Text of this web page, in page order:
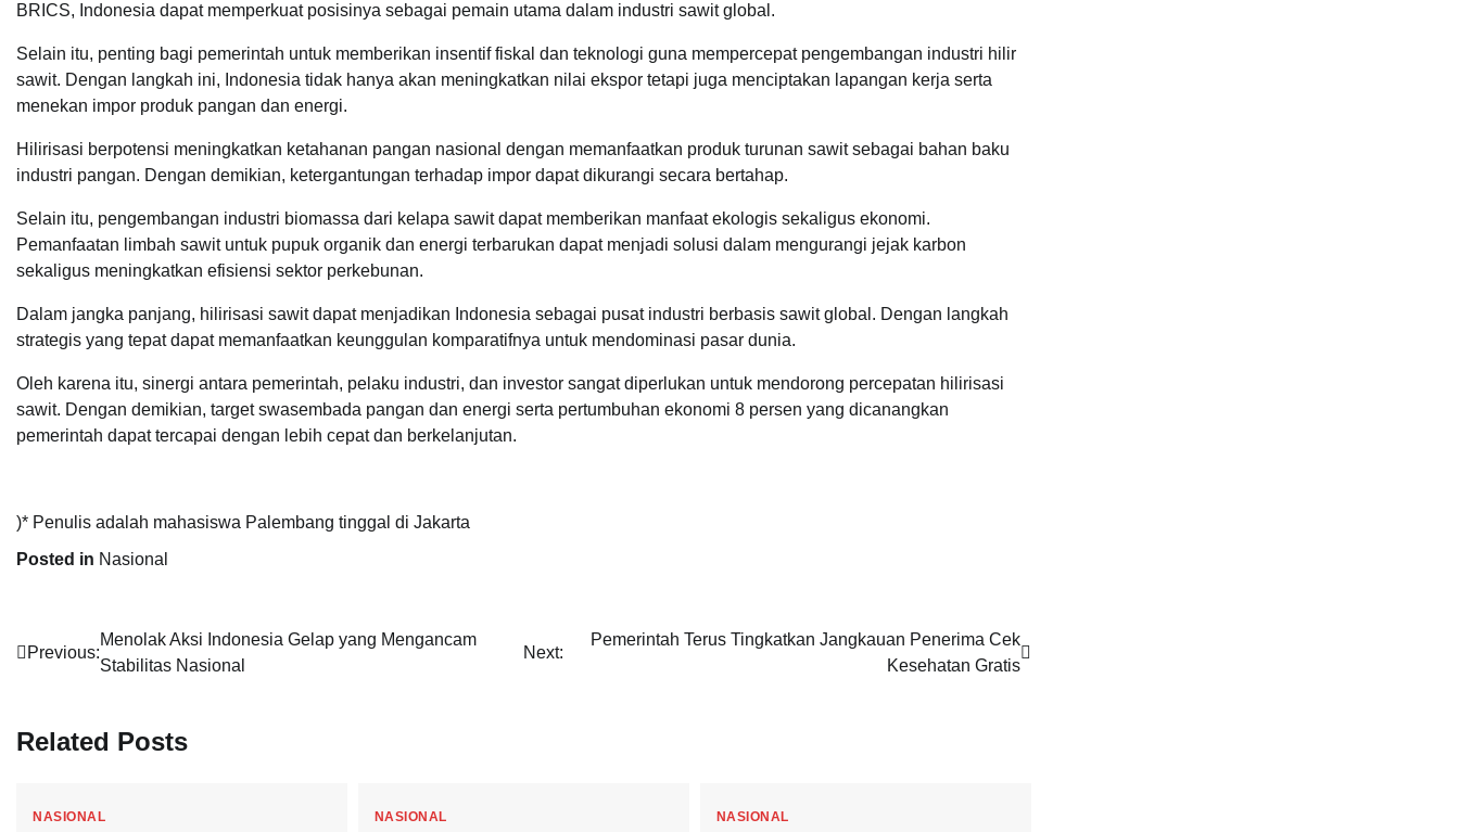
BRICS, Indonesia dapat memperkuat posisinya sebagai pemain utama dalam industri sawit global.
Selain itu, penting bagi pemerintah untuk memberikan insentif fiskal dan teknologi guna mempercepat pengembangan industri hilir
sawit. Dengan langkah ini, Indonesia tidak hanya akan meningkatkan nilai ekspor tetapi juga menciptakan lapangan kerja serta
menekan impor produk pangan dan energi.
Hilirisasi berpotensi meningkatkan ketahanan pangan nasional dengan memanfaatkan produk turunan sawit sebagai bahan baku
industri pangan. Dengan demikian, ketergantungan terhadap impor dapat dikurangi secara bertahap.
Selain itu, pengembangan industri biomassa dari kelapa sawit dapat memberikan manfaat ekologis sekaligus ekonomi.
Pemanfaatan limbah sawit untuk pupuk organik dan energi terbarukan dapat menjadi solusi dalam mengurangi jejak karbon
sekaligus meningkatkan efisiensi sektor perkebunan.
Dalam jangka panjang, hilirisasi sawit dapat menjadikan Indonesia sebagai pusat industri berbasis sawit global. Dengan langkah
strategis yang tepat dapat memanfaatkan keunggulan komparatifnya untuk mendominasi pasar dunia.
Oleh karena itu, sinergi antara pemerintah, pelaku industri, dan investor sangat diperlukan untuk mendorong percepatan hilirisasi
sawit. Dengan demikian, target swasembada pangan dan energi serta pertumbuhan ekonomi 8 persen yang dicanangkan
pemerintah dapat tercapai dengan lebih cepat dan berkelanjutan.
)* Penulis adalah mahasiswa Palembang tinggal di Jakarta
Posted in Nasional
Navigasi
Previous:
Menolak Aksi Indonesia Gelap yang Mengancam
Stabilitas Nasional
Next:
Pemerintah Terus Tingkatkan Jangkauan Penerima Cek
Kesehatan Gratis
Related Posts
NASIONAL NASIONAL NASIONAL